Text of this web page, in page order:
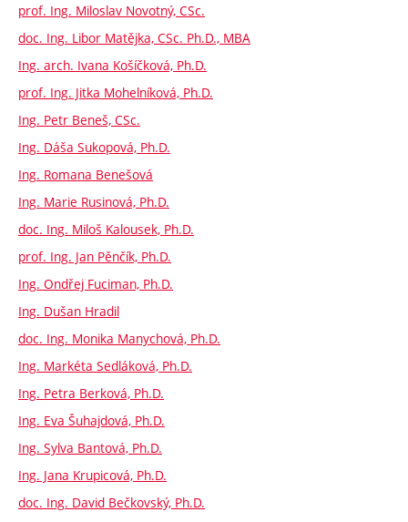
prof. Ing. Miloslav Novotný, CSc.
doc. Ing. Libor Matějka, CSc. Ph.D., MBA
Ing. arch. Ivana Košíčková, Ph.D.
prof. Ing. Jitka Mohelníková, Ph.D.
Ing. Petr Beneš, CSc.
Ing. Dáša Sukopová, Ph.D.
Ing. Romana Benešová
Ing. Marie Rusinová, Ph.D.
doc. Ing. Miloš Kalousek, Ph.D.
prof. Ing. Jan Pěnčík, Ph.D.
Ing. Ondřej Fuciman, Ph.D.
Ing. Dušan Hradil
doc. Ing. Monika Manychová, Ph.D.
Ing. Markéta Sedláková, Ph.D.
Ing. Petra Berková, Ph.D.
Ing. Eva Šuhajdová, Ph.D.
Ing. Sylva Bantová, Ph.D.
Ing. Jana Krupicová, Ph.D.
doc. Ing. David Bečkovský, Ph.D.